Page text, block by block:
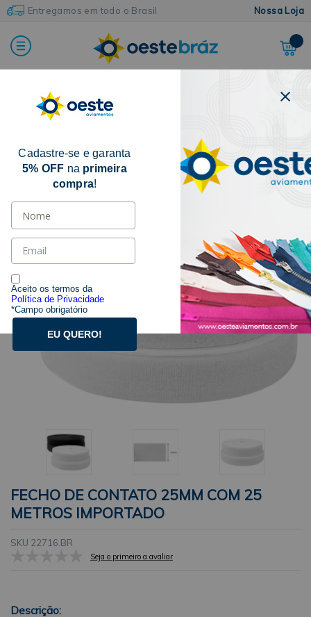
Entregamos em todo o Brasil Nossa Loja
Home Aviamentos Diversos
FECHO DE CONTATO 25MM COM 25
METROS IMPORTADO
SKU 22716.BR
Seja o primeiro a avaliar
Descrição:
Cadastre-se e garanta
5% OFF na primeira
compra!
Aceito os termos da
Política de Privacidade
*Campo obrigatório
EU QUERO!